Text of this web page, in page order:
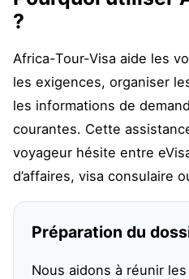
?
Africa-Tour-Visa aide les
les exigences, organiser
les informations de
courantes. Cette
voyageur hésite entre
d’affaires, visa consulaire
Préparation du
Nous aidons à réunir